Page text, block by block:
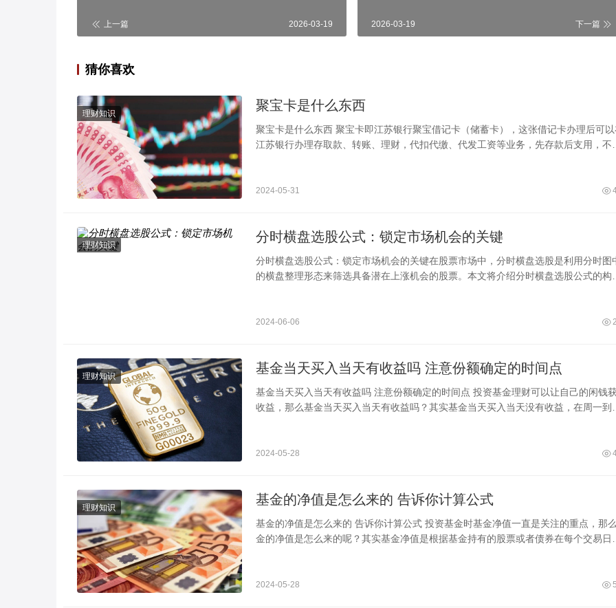
上一篇 2026-03-19 2026-03-19 下一篇
猜你喜欢
理财知识
聚宝卡是什么东西
聚宝卡是什么东西 聚宝卡即江苏银行聚宝借记卡（储蓄卡），这张借记卡办理后可
江苏银行办理存取款、转账、理财，代扣代缴、代发工资等业务，先存款后支用，不得
2024-05-31
理财知识
分时横盘选股公式：锁定市场机会的关键
分时横盘选股公式：锁定市场机会的关键在股票市场中，分时横盘选股是利用分时图
的横盘整理形态来筛选具备潜在上涨机会的股票。本文将介绍分时横盘选股公式的构建
2024-06-06
理财知识
基金当天买入当天有收益吗 注意份额确定的时间点
基金当天买入当天有收益吗 注意份额确定的时间点 投资基金理财可以让自己的闲钱获得
收益，那么基金当天买入当天有收益吗？其实基金当天买入当天没有收益，在周一到周
2024-05-28
理财知识
基金的净值是怎么来的 告诉你计算公式
基金的净值是怎么来的 告诉你计算公式 投资基金时基金净值一直是关注的重点，那么基
金的净值是怎么来的呢？其实基金净值是根据基金持有的股票或者债券在每个交易日的
2024-05-28